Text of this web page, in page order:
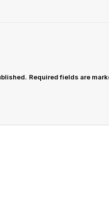
का
Required fields are